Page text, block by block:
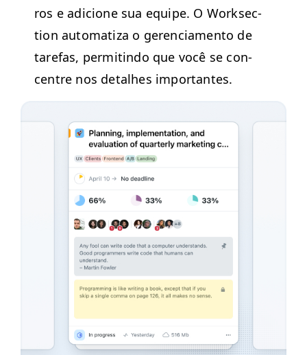
ros e adi­cione sua equipe. O Work­sec­
tion autom­a­ti­za o geren­ci­a­men­to de
tare­fas, per­mitin­do que você se con­
cen­tre nos detal­h­es importantes.